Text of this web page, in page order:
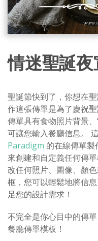
情迷聖誕
聖誕節快到了，你想在
作這張傳單是為了慶祝
傳單具有食物照片背景
可讓您輸入餐廳信息。
Paradigm 的在線傳單
來創建和自定義任何傳
改任何照片、圖像、顏
框，您可以輕鬆地將信
足您的設計需求！
不完全是你心目中的傳
餐廳傳單模板！